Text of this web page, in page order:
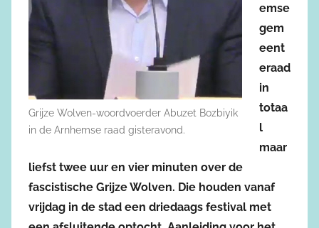
Grijze Wolven-woordvoerder Abuzet Bozbiyik
in de Arnhemse raad gisteravond.
emse
gem
eent
eraad
in
totaa
l
maar
liefst twee uur en vier minuten over de
fascistische Grijze Wolven. Die houden vanaf
vrijdag in de stad een driedaags festival met